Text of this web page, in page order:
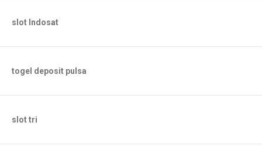
slot Indosat
togel deposit pulsa
slot tri